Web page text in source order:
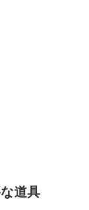
道具